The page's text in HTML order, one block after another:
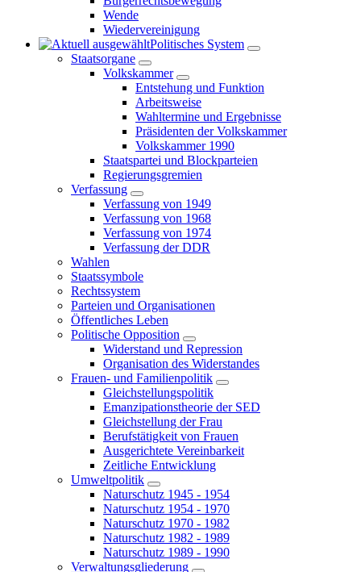
Wende
Wiedervereinigung
Politisches System
Staatsorgane
Volkskammer
Entstehung und Funktion
Arbeitsweise
Wahltermine und Ergebnisse
Präsidenten der Volkskammer
Volkskammer 1990
Staatspartei und Blockparteien
Regierungsgremien
Verfassung
Verfassung von 1949
Verfassung von 1968
Verfassung von 1974
Verfassung der DDR
Wahlen
Staatssymbole
Rechtssystem
Parteien und Organisationen
Öffentliches Leben
Politische Opposition
Widerstand und Repression
Organisation des Widerstandes
Frauen- und Familienpolitik
Gleichstellungspolitik
Emanzipationstheorie der SED
Gleichstellung der Frau
Berufstätigkeit von Frauen
Ausgerichtete Vereinbarkeit
Zeitliche Entwicklung
Umweltpolitik
Naturschutz 1945 - 1954
Naturschutz 1954 - 1970
Naturschutz 1970 - 1982
Naturschutz 1982 - 1989
Naturschutz 1989 - 1990
Verwaltungsgliederung